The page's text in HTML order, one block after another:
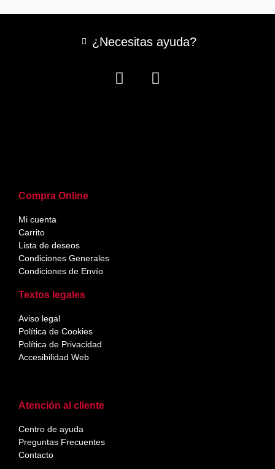
Atención al cliente
Centro de ayuda
Preguntas Frecuentes
Contacto
Compra Online
Mi cuenta
Carrito
Lista de deseos
Condiciones Generales
Condiciones de Envío
Textos legales
Aviso legal
Política de Cookies
Política de Privacidad
Accesibilidad Web
¿Necesitas ayuda?